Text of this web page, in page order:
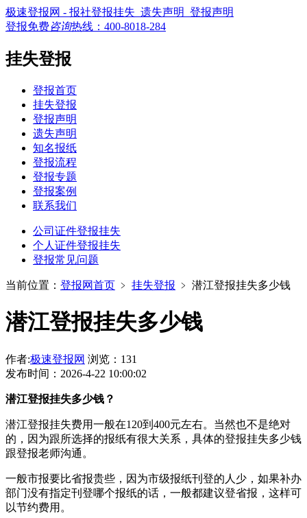
极速登报网 - 报社登报挂失_遗失声明_登报声明
登报免费咨询热线： 400-8018-284
挂失登报
登报首页
挂失登报
登报声明
遗失声明
知名报纸
登报流程
登报专题
登报案例
联系我们
公司证件登报挂失
个人证件登报挂失
登报常见问题
当前位置： 登报网首页 ﹥ 挂失登报 ﹥ 潜江登报挂失多少钱
潜江登报挂失多少钱
作者:极速登报网 浏览：131
发布时间：2026-4-22 10:00:02
潜江登报挂失多少钱？
潜江登报挂失费用一般在120到400元左右。当然也不是绝对
的，因为跟所选择的报纸有很大关系，具体的登报挂失多少钱
跟登报老师沟通。
一般市报要比省报贵些，因为市级报纸刊登的人少，如果补办
部门没有指定刊登哪个报纸的话，一般都建议登省报，这样可
以节约费用。